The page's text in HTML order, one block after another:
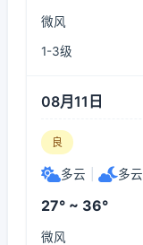
微风
1-3级
08月11日
良
多云 多云
27° ~ 36°
微风